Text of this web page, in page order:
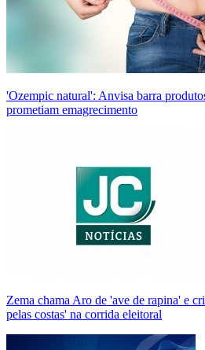
'Ozempic natural': Anvisa barra
prometiam emagrecimento
Zema chama Aro de 'ave de rapina' e
pelas costas' na corrida eleitoral